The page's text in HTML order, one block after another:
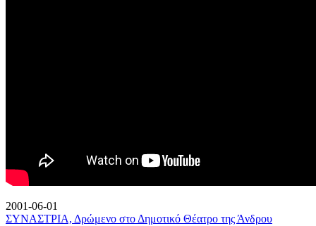
2001-06-01
ΣΥΝΑΣΤΡΙΑ, Δρώμενο στο Δημοτικό Θέατρο της Άνδρου